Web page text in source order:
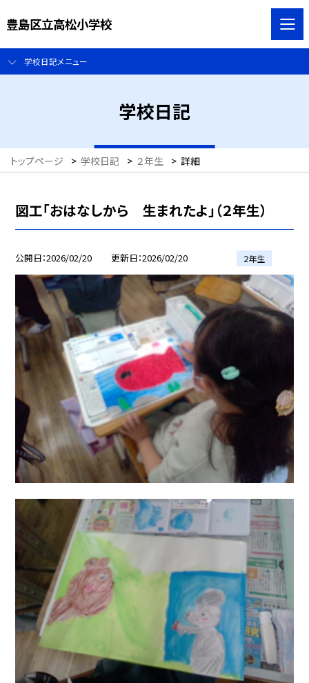
豊島区立高松小学校
学校日記メニュー
学校日記
トップページ > 学校日記 > ２年生 > 詳細
図工「おはなしから 生まれたよ」（２年生）
公開日 2026/02/20 更新日 2026/02/20 ２年生